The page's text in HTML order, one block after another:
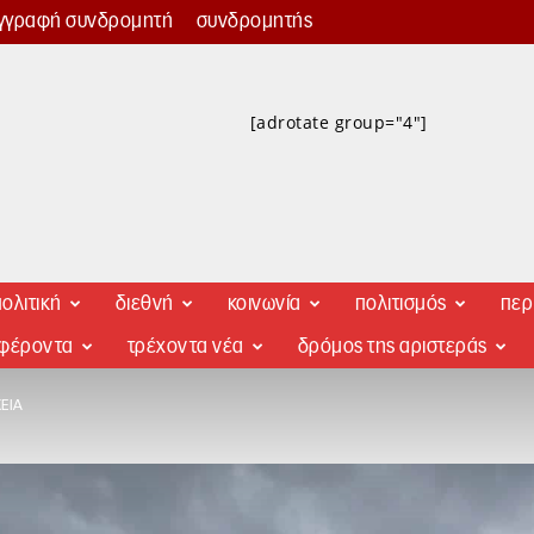
συνδρομητή συνδρομητής
[adrotate group="4"]
διεθνή κοινωνία πολιτισμός
τρέχοντα νέα δρόμος της αριστεράς